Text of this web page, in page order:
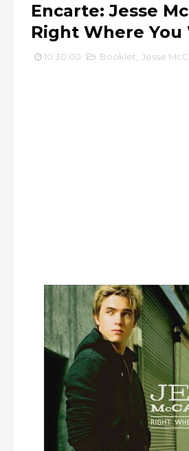
Encarte: Jesse
Right Where You
10:30:00 Booklet Jesse